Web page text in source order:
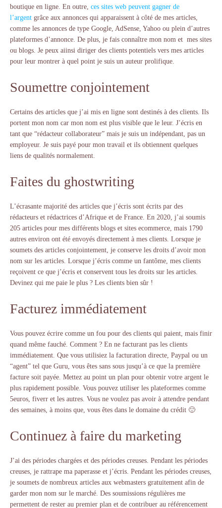
boutique en ligne. En outre, ces sites web peuvent gagner de
l’argent grâce aux annonces qui apparaissent à côté de mes articles,
comme les annonces de type Google, AdSense, Yahoo ou plein d’autres
plateformes d’annonce. De plus, je fais connaître mon nom et mes sites
ou blogs. Je peux aiinsi diriger des clients potentiels vers mes articles
pour leur montrer à quel point je suis un auteur prolifique.
Soumettre conjointement
Certains des articles que j’ai mis en ligne sont destinés à des clients. Ils
portent mon nom car mon nom est plus visible que le leur. J’écris en
tant que “rédacteur collaborateur” mais je suis un indépendant, pas un
employeur. Je suis payé pour mon travail et ils obtiennent quelques
liens de qualités normalement.
Faites du ghostwriting
L’écrasante majorité des articles que j’écris sont écrits par des
rédacteurs et rédactrices d’Afrique et de France. En 2020, j’ai soumis
205 articles pour mes différents blogs et sites ecommerce, mais 1790
autres environ ont été envoyés directement à mes clients. Lorsque je
soumets des articles conjointement, je conserve les droits d’avoir mon
nom sur les articles. Lorsque j’écris comme un fantôme, mes clients
reçoivent ce que j’écris et conservent tous les droits sur les articles.
Devinez qui me paie le plus ? Les clients bien sûr !
Facturez immédiatement
Vous pouvez écrire comme un fou pour des clients qui paient, mais finir
quand même fauché. Comment ? En ne facturant pas les clients
immédiatement. Que vous utilisiez la facturation directe, Paypal ou un
“agent” tel que Guru, vous êtes sans sous jusqu’à ce que la première
facture soit payée. Mettez au point un plan pour obtenir votre argent le
plus rapidement possible. Vous pouvez utiliser les plateformes comme
5euros, fiverr et les autres. Vous ne voulez pas avoir à attendre pendant
des semaines, à moins que, vous êtes dans le domaine du crédit 🙂
Continuez à faire du marketing
J’ai des périodes chargées et des périodes creuses. Pendant les périodes
creuses, je rattrape ma paperasse et j’écris. Pendant les périodes creuses,
je soumets de nombreux articles aux webmasters gratuitement afin de
garder mon nom sur le marché. Des soumissions régulières me
permettent de rester au premier plan et de contribuer au référencement